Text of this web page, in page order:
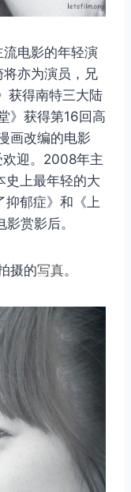
电影的年轻演
将亦为演员，兄
获得南特三大陆
》获得第16回高
画改编的电影
欢迎。2008年主
史上最年轻的大
抑郁症》和《上
赏影后。
摄的写真。